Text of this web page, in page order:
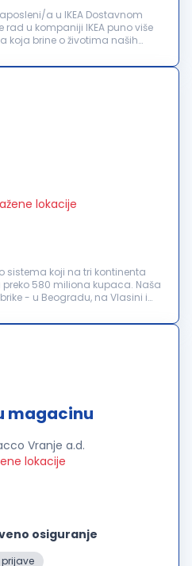
a u IKEA Dostavnom
u kompaniji IKEA puno više
koja brine o životima naših
lokacije
sistema koji na tri kontinenta
580 miliona kupaca. Naša
- u Beogradu, na Vlasini i
magacinu
Vranje a.d.
lokacije
osiguranje